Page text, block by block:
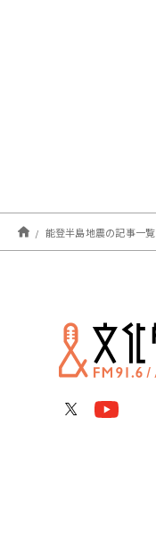
能登半島地震の記事一覧